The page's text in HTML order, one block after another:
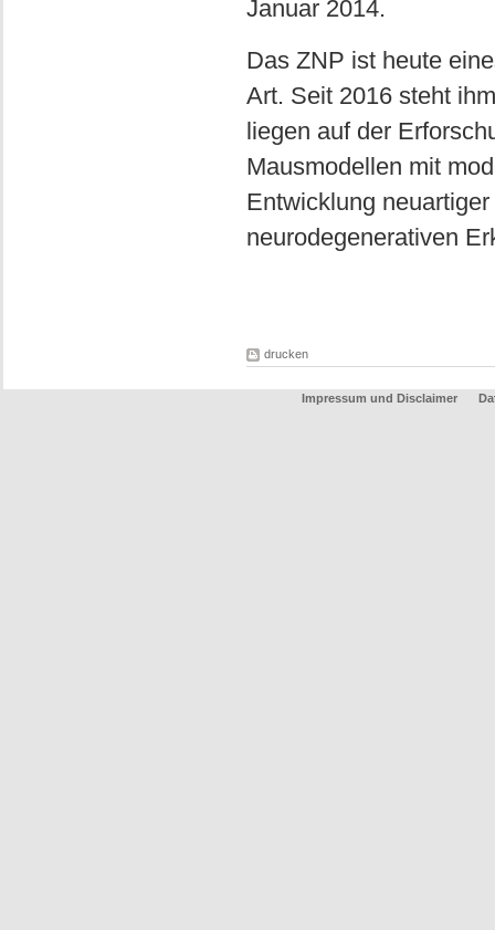
Januar 2014.
Das ZNP ist heute
Art. Seit 2016 steht
liegen auf der
Mausmodellen mit
Entwicklung
neurodegenerativen
drucken
Impressum und Disclaimer